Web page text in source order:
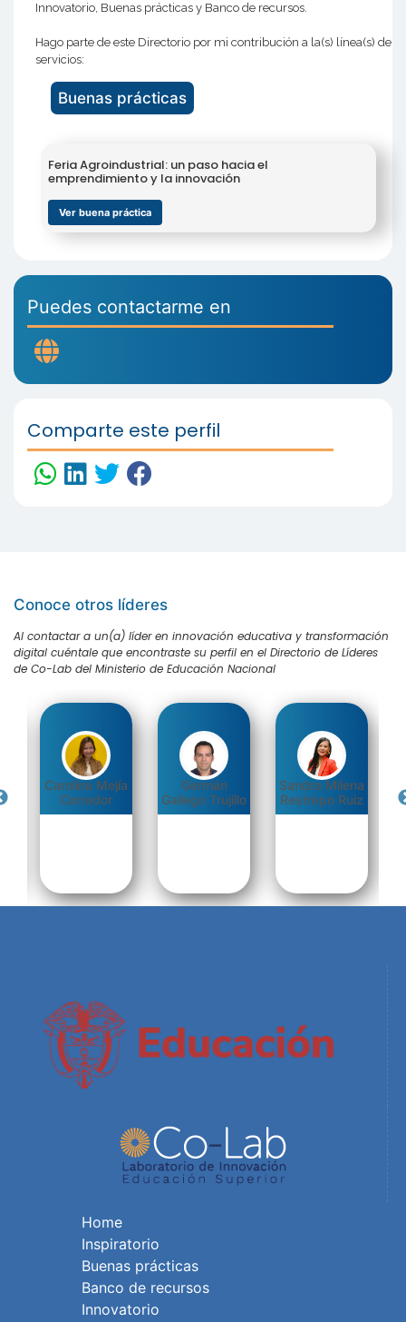
Innovatorio, Buenas prácticas y Banco de recursos.
Hago parte de este Directorio por mi contribución a la(s) línea(s) de
servicios:
Buenas prácticas
Feria Agroindustrial: un paso hacia el
emprendimiento y la innovación
Ver buena práctica
Puedes contactarme en
Comparte este perfil
Conoce otros líderes
Al contactar a un(a) líder en innovación educativa y transformación
digital cuéntale que encontraste su perfil en el Directorio de Líderes
de Co-Lab del Ministerio de Educación Nacional
Carolina Mejía
Corredor
Germán
Gallego Trujillo
Sandra Milena
Restrepo Ruiz
Home
Inspiratorio
Buenas prácticas
Banco de recursos
Innovatorio